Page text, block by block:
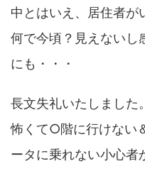
中とはいえ、居住者が
何で今頃？見えないし
にも・・・
長文失礼いたしました。
怖くて○階に行けない
ータに乗れない小心者